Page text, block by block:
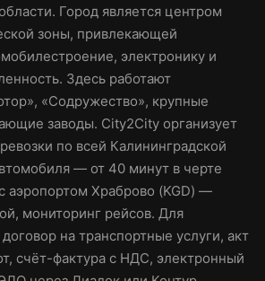
Город является центром
зоны, привлекающей
электронику и
Здесь работают
«Содружество», крупные
заводы. City2City организует
по всей Калининградской
— от 40 минут в черте
аэропортом Храброво (KGD) —
мониторинг рейсов. Для
на транспортные услуги, акт
счёт-фактура с НДС, электронный